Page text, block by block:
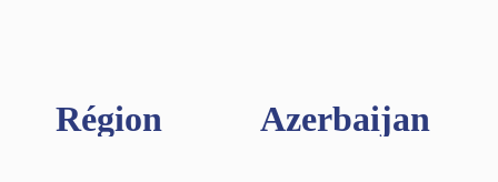
Région​ Azerbaijan